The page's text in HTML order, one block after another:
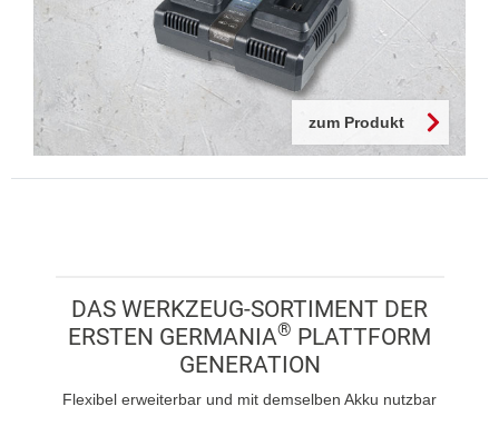
zum Produkt
DAS WERKZEUG-SORTIMENT DER
ERSTEN GERMANIA® PLATTFORM
GENERATION
Flexibel erweiterbar und mit demselben Akku nutzbar